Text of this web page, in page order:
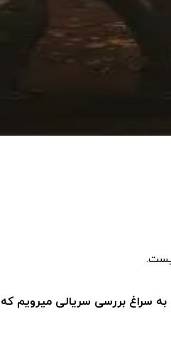
سراغ بررسی سریالی میرویم